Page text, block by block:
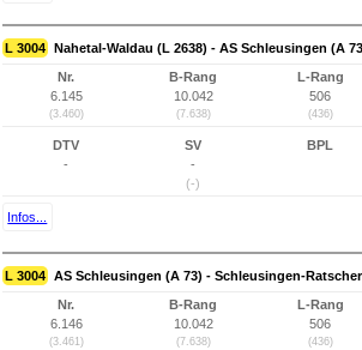
L 3004 Nahetal-Waldau (L 2638) - AS Schleusingen (A
Nr.
6.145
(3.460)
B-Rang
10.042
(7.638)
L-Rang
506
(436)
DTV
-
SV
-
(-)
BPL
Infos...
L 3004 AS Schleusingen (A 73) - Schleusingen-Ratscher
Nr.
6.146
(3.461)
B-Rang
10.042
(7.638)
L-Rang
506
(436)